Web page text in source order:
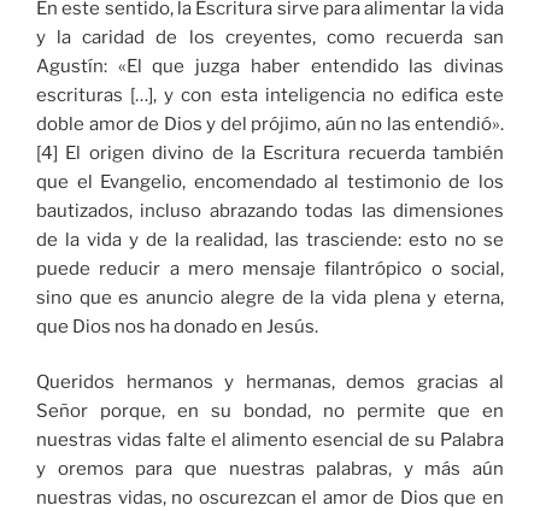
En este sentido, la Escritura sirve para alimentar la vida
y la caridad de los creyentes, como recuerda san
Agustín: «El que juzga haber entendido las divinas
escrituras […], y con esta inteligencia no edifica este
doble amor de Dios y del prójimo, aún no las entendió».
[4] El origen divino de la Escritura recuerda también
que el Evangelio, encomendado al testimonio de los
bautizados, incluso abrazando todas las dimensiones
de la vida y de la realidad, las trasciende: esto no se
puede reducir a mero mensaje filantrópico o social,
sino que es anuncio alegre de la vida plena y eterna,
que Dios nos ha donado en Jesús.
Queridos hermanos y hermanas, demos gracias al
Señor porque, en su bondad, no permite que en
nuestras vidas falte el alimento esencial de su Palabra
y oremos para que nuestras palabras, y más aún
nuestras vidas, no oscurezcan el amor de Dios que en